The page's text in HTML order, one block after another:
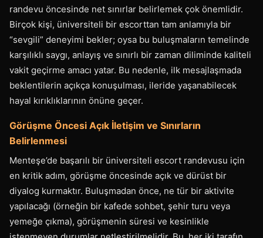
randevu öncesinde net sınırlar belirlemek çok önemlidir.
Birçok kişi, üniversiteli bir escorttan tam anlamıyla bir
“sevgili” deneyimi bekler; oysa bu buluşmaların temelinde
karşılıklı saygı, anlayış ve sınırlı bir zaman diliminde kaliteli
vakit geçirme amacı yatar. Bu nedenle, ilk mesajlaşmada
beklentilerin açıkça konuşulması, ileride yaşanabilecek
hayal kırıklıklarının önüne geçer.
Görüşme Öncesi Açık İletişim ve Sınırların
Belirlenmesi
Menteşe’de başarılı bir üniversiteli escort randevusu için
en kritik adım, görüşme öncesinde açık ve dürüst bir
diyalog kurmaktır. Buluşmadan önce, ne tür bir aktivite
yapılacağı (örneğin bir kafede sohbet, şehir turu veya
yemeğe çıkma), görüşmenin süresi ve kesinlikle